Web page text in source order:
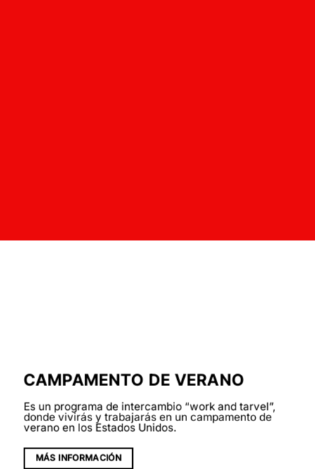
CAMPAMENTO DE VERANO
Es un programa de intercambio “work and tarvel”,
donde vivirás y trabajarás en un campamento de
verano en los Estados Unidos.
MÁS INFORMACIÓN